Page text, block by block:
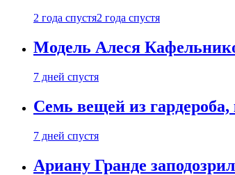
2 года спустя2 года спустя
Модель Алеся
7 дней спустя
Семь вещей из
7 дней спустя
Ариану Гранде